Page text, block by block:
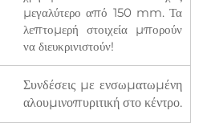
μεγαλύτερο από 150 mm. Τα
λεπτομερή στοιχεία μπορούν
να διευκρινιστούν!
Συνδέσεις με ενσωματωμένη
αλουμινοπυριτική στο κέντρο.